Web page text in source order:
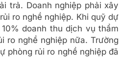
trả. Doanh nghiệp phải xây
ro nghề nghiệp. Khi quỹ dự
doanh thu dịch vụ thẩm
ro nghề nghiệp nữa. Trường
phòng rủi ro nghề nghiệp đã